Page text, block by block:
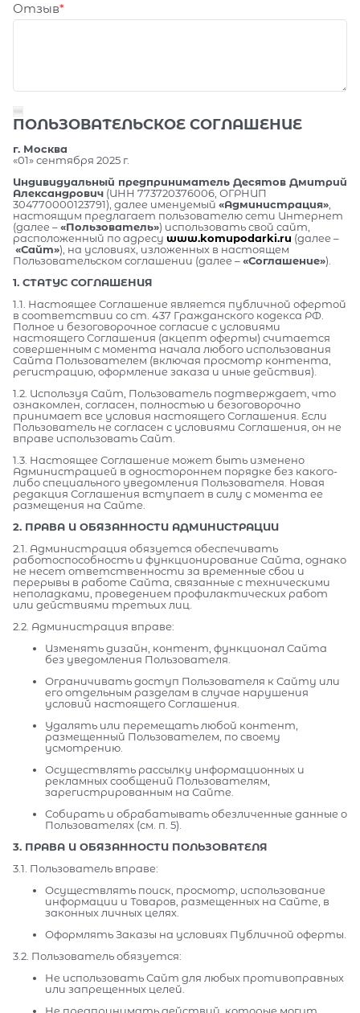
Отзыв
ПОЛЬЗОВАТЕЛЬСКОЕ СОГЛАШЕНИЕ
г. Москва
«01» сентября 2025 г.
Индивидуальный предприниматель Десятов Дмитрий
Александрович (ИНН 773720376006, ОГРНИП
304770000123791), далее именуемый «Администрация»,
настоящим предлагает пользователю сети Интернет
(далее –«Пользователь») использовать свой сайт,
расположенный по адресу www.komupodarki.ru (далее –
«Сайт»), на условиях, изложенных в настоящем
Пользовательском соглашении (далее –«Соглашение»).
1. СТАТУС СОГЛАШЕНИЯ
1.1. Настоящее Соглашение является публичной офертой
в соответствии со ст. 437 Гражданского кодекса РФ.
Полное и безоговорочное согласие с условиями
настоящего Соглашения (акцепт оферты) считается
совершенным с момента начала любого использования
Сайта Пользователем (включая просмотр контента,
регистрацию, оформление заказа и иные действия).
1.2. Используя Сайт, Пользователь подтверждает, что
ознакомлен, согласен, полностью и безоговорочно
принимает все условия настоящего Соглашения. Если
Пользователь не согласен с условиями Соглашения, он не
вправе использовать Сайт.
1.3. Настоящее Соглашение может быть изменено
Администрацией в одностороннем порядке без какого-
либо специального уведомления Пользователя. Новая
редакция Соглашения вступает в силу с момента ее
размещения на Сайте.
2. ПРАВА И ОБЯЗАННОСТИ АДМИНИСТРАЦИИ
2.1. Администрация обязуется обеспечивать
работоспособность и функционирование Сайта, однако
не несет ответственности за временные сбои и
перерывы в работе Сайта, связанные с техническими
неполадками, проведением профилактических работ
или действиями третьих лиц.
2.2. Администрация вправе:
Изменять дизайн, контент, функционал Сайта
без уведомления Пользователя.
Ограничивать доступ Пользователя к Сайту или
его отдельным разделам в случае нарушения
условий настоящего Соглашения.
Удалять или перемещать любой контент,
размещенный Пользователем, по своему
усмотрению.
Осуществлять рассылку информационных и
рекламных сообщений Пользователям,
зарегистрированным на Сайте.
Собирать и обрабатывать обезличенные данные о
Пользователях (см. п. 5).
3. ПРАВА И ОБЯЗАННОСТИ ПОЛЬЗОВАТЕЛЯ
3.1. Пользователь вправе:
Осуществлять поиск, просмотр, использование
информации и Товаров, размещенных на Сайте, в
законных личных целях.
Оформлять Заказы на условиях Публичной оферты.
3.2. Пользователь обязуется:
Не использовать Сайт для любых противоправных
или запрещенных целей.